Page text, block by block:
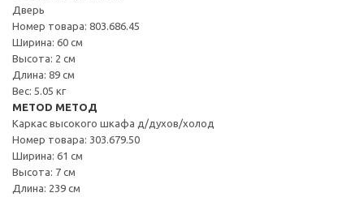
Дверь
Номер товара: 803.686.45
Ширина: 60 см
Высота: 2 см
Длина: 89 см
Вес: 5.05 кг
METOD МЕТОД
Каркас высокого шкафа д/духов/холод
Номер товара: 303.679.50
Ширина: 61 см
Высота: 7 см
Длина: 239 см